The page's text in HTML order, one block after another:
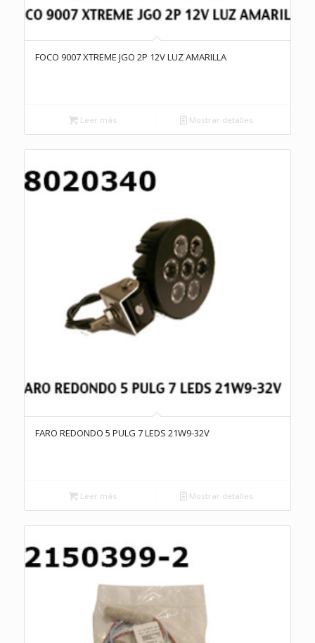
FOCO 9007 XTREME JGO 2P 12V LUZ AMARILLA
Leer más Mostrar detalles
FARO REDONDO 5 PULG 7 LEDS 21W9-32V
Leer más Mostrar detalles